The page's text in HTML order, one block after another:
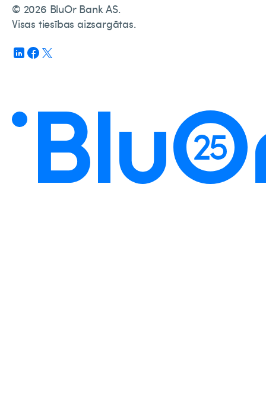
© 2026 BluOr Bank AS.
Visas tiesības aizsargātas.